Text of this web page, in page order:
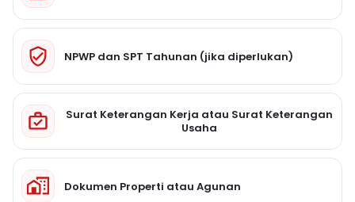
NPWP dan SPT Tahunan (jika diperlukan)
Surat Keterangan Kerja atau Surat Keterangan
Usaha
Dokumen Properti atau Agunan